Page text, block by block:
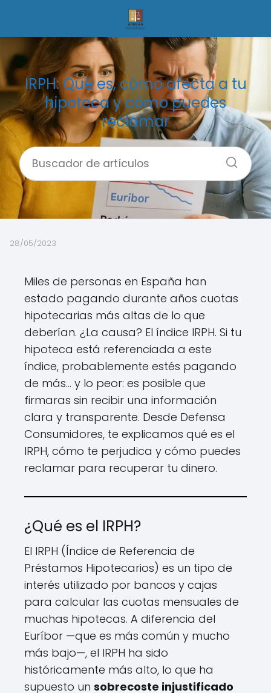
IRPH: Qué es, cómo afecta a tu
hipoteca y cómo puedes
reclamar
28/05/2023
Miles de personas en España han
estado pagando durante años cuotas
hipotecarias más altas de lo que
deberían. ¿La causa? El índice IRPH. Si tu
hipoteca está referenciada a este
índice, probablemente estés pagando
de más… y lo peor: es posible que
firmaras sin recibir una información
clara y transparente. Desde Defensa
Consumidores, te explicamos qué es el
IRPH, cómo te perjudica y cómo puedes
reclamar para recuperar tu dinero.
¿Qué es el IRPH?
El IRPH (Índice de Referencia de
Préstamos Hipotecarios) es un tipo de
interés utilizado por bancos y cajas
para calcular las cuotas mensuales de
muchas hipotecas. A diferencia del
Euríbor —que es más común y mucho
más bajo—, el IRPH ha sido
históricamente más alto, lo que ha
supuesto un sobrecoste injustificado